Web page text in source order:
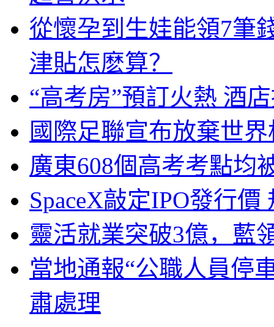
從懷孕到生娃能領7筆
津貼怎麽算？
“高考房”預訂火熱 酒
國際足聯宣布放棄世
廣東608個高考考點均
SpaceX敲定IPO發行
靈活就業突破3億，藍
當地通報“公職人員停
肅處理